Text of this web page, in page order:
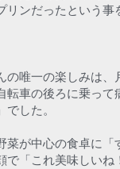
リンだったという事
の唯一の楽しみは、
転車の後ろに乗って
でした。
菜が中心の食卓に「
で「これ美味しいね